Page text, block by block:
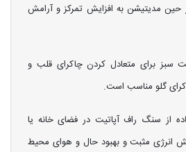
حین مدیتیشن به افزایش تمرکز و آرامش
سبز برای متعادل کردن چاکرای قلب و
گلو مناسب است.
از سنگ راف آپاتیت در فضای خانه یا
انرژی مثبت و بهبود حال و هوای محیط